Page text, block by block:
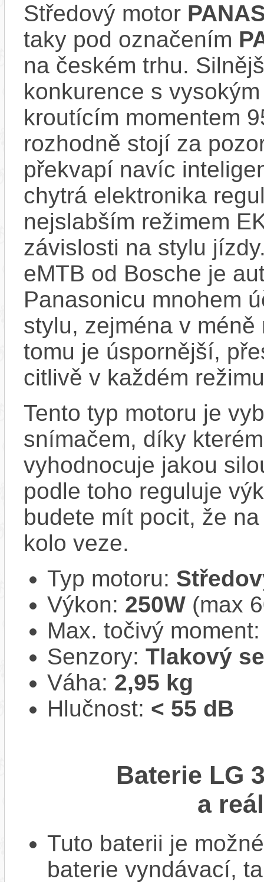
Středový motor
taky pod označením
na českém trhu.
konkurence s
kroutícím momentem
rozhodně stojí za
překvapí navíc
chytrá elektronika
nejslabším režimem
závislosti na stylu
eMTB od Bosche je
Panasonicu mnohem
stylu, zejména v
tomu je úspornější,
citlivě v každém
Tento typ motoru je
snímačem, díky
vyhodnocuje jakou
podle toho reguluje
budete mít pocit, že
kolo veze.
Typ motoru:
Výkon: 250W (max
Max. točivý
Senzory: Tlakový
Váha: 2,95 kg
Hlučnost: < 55 dB
Baterie LG
a
Tuto baterii je
baterie vyndávací,